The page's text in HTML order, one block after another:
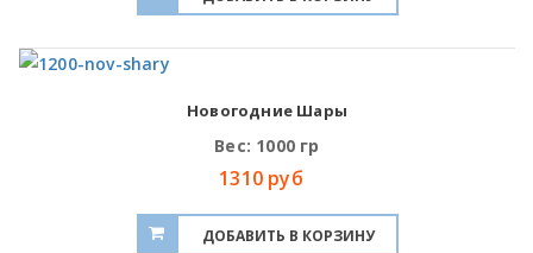
Новогодние Шары
Вес: 1000 гр
1310 руб